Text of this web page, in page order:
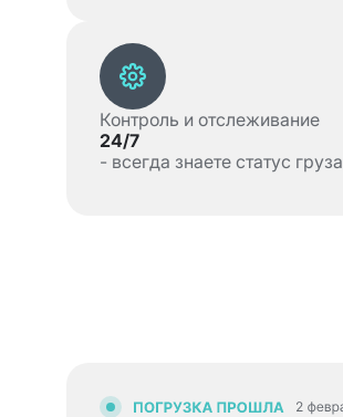
Контроль и отслеживание
24/7
- всегда знаете статус груза